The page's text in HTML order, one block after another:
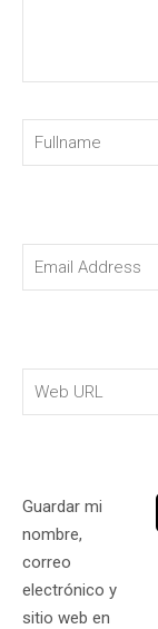
Guardar mi
nombre,
correo
electrónico y
sitio web en